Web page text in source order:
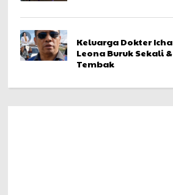
Keluarga Dokter
Leona Buruk Sekali
Tembak